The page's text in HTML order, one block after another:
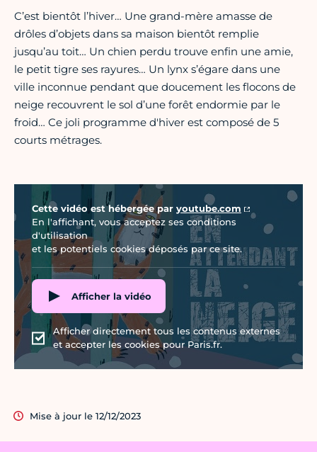
C’est bientôt l’hiver… Une grand-mère amasse de
drôles d’objets dans sa maison bientôt remplie
jusqu’au toit… Un chien perdu trouve enfin une amie,
le petit tigre ses rayures… Un lynx s’égare dans une
ville inconnue pendant que doucement les flocons de
neige recouvrent le sol d’une forêt endormie par le
froid… Ce joli programme d'hiver est composé de 5
courts métrages.
Vidéo Youtube
Cette vidéo est hébergée par youtube.com
En l'affichant, vous acceptez ses conditions
d'utilisation
et les potentiels cookies déposés par ce site.
Afficher la vidéo
Afficher directement tous les contenus externes
et accepter les cookies pour Paris.fr.
Mise à jour le 12/12/2023